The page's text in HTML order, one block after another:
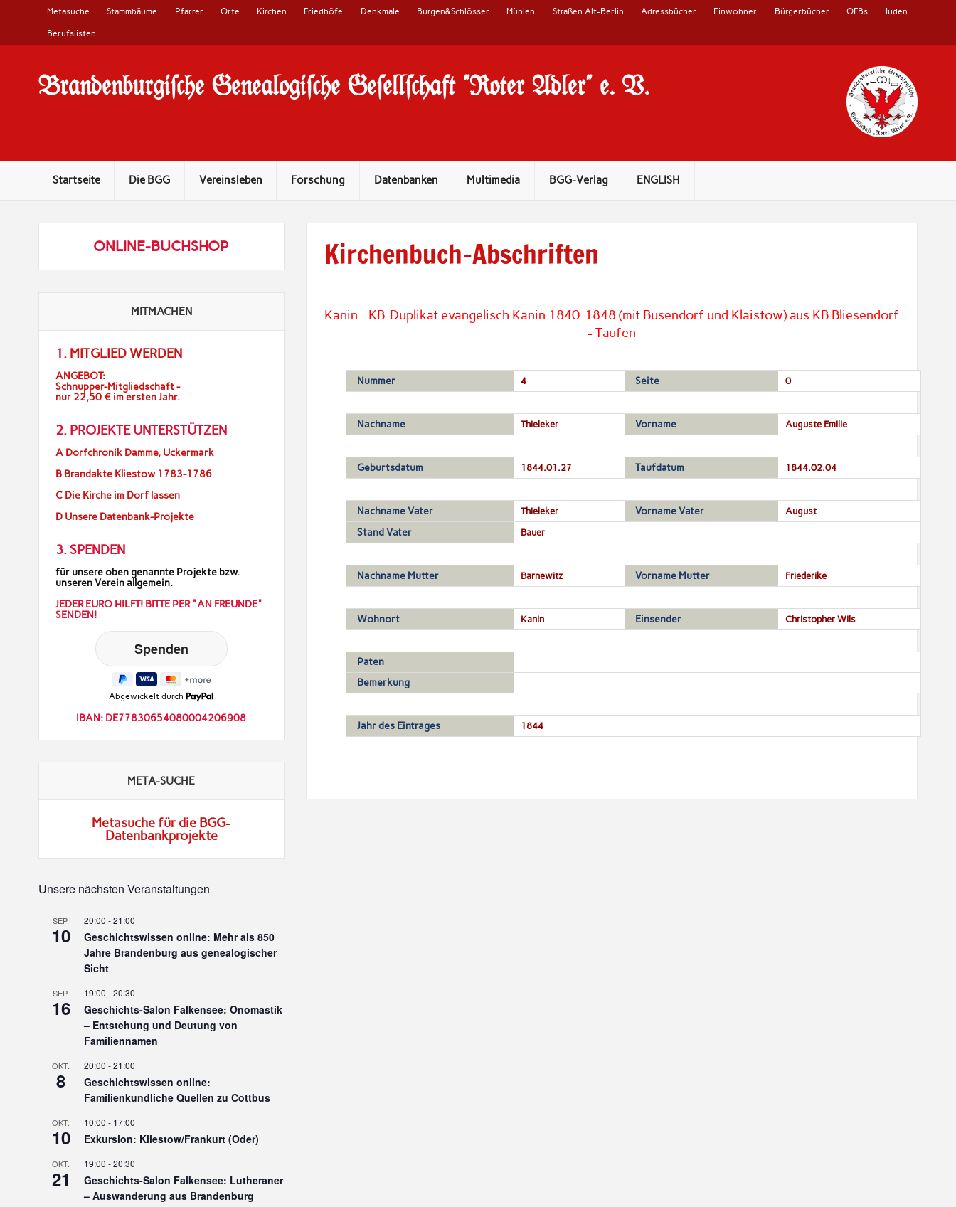
Metasuche Stammbäume Pfarrer Orte Kirchen Friedhöfe Denkmale Burgen&Schlösser Mühlen Straßen Alt-Berlin Adressbücher Einwohner Bürgerbücher OFBs Juden
Berufslisten
Brandenburgi#che Genealogi#che Ge#ell#chaft "Roter Adler" e. V.
Startseite Die BGG Vereinsleben Forschung Datenbanken Multimedia BGG-Verlag ENGLISH
Kirchenbuch-Abschriften
Kanin - KB-Duplikat evangelisch Kanin 1840-1848 (mit Busendorf und Klaistow) aus KB Bliesendorf
- Taufen
Nummer 4 Seite 0
Nachname Thieleker Vorname Auguste Emilie
Geburtsdatum 1844.01.27 Taufdatum 1844.02.04
Nachname Vater Thieleker Vorname Vater August
Stand Vater Bauer
Nachname Mutter Barnewitz Vorname Mutter Friederike
Wohnort Kanin Einsender Christopher Wils
Paten
Bemerkung
Jahr des Eintrages 1844
ONLINE-BUCHSHOP
MITMACHEN
1. MITGLIED WERDEN
ANGEBOT:
Schnupper-Mitgliedschaft -
nur 22,50 € im ersten Jahr.
2. PROJEKTE UNTERSTÜTZEN
A Dorfchronik Damme, Uckermark
B Brandakte Kliestow 1783-1786
C Die Kirche im Dorf lassen
D Unsere Datenbank-Projekte
3. SPENDEN
für unsere oben genannte Projekte bzw.
unseren Verein allgemein.
JEDER EURO HILFT! BITTE PER "AN FREUNDE"
SENDEN!
Abgewickelt durch
IBAN: DE77830654080004206908
META-SUCHE
Metasuche für die BGG-
Datenbankprojekte
Unsere nächsten Veranstaltungen
SEP.
10
20:00 -21:00
Geschichtswissen online: Mehr als 850
Jahre Brandenburg aus genealogischer
Sicht
SEP.
16
19:00 -20:30
Geschichts-Salon Falkensee: Onomastik
– Entstehung und Deutung von
Familiennamen
OKT.
8
20:00 -21:00
Geschichtswissen online:
Familienkundliche Quellen zu Cottbus
OKT.
10
10:00 - 17:00
Exkursion: Kliestow/Frankurt (Oder)
OKT.
21
19:00 -20:30
Geschichts-Salon Falkensee: Lutheraner
– Auswanderung aus Brandenburg